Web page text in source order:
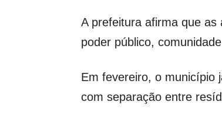
A prefeitura afirma que as
poder público,
Em fevereiro, o município
com separação entre